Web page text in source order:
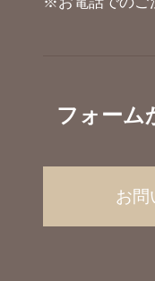
フォーム
お問